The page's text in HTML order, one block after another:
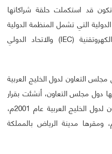
قد استكملت حلقة شراكاتها
التي تشمل المنظمة الدولية
للتقييس (ISO) واللجنة الدولية الكهروتقنية (IEC) والاتحاد الدولي
مجلس التعاون لدول الخليج العربية
مجلس التعاون، أنشئت بقرار
من المجلس الأعلى لمجلس التعاون لدول الخليج العربية عام 2001م،
أعمالها في مايو 2004م، ومقرها مدينة الرياض بالمملكة